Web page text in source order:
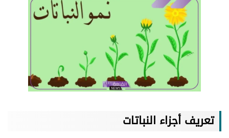
تعريف أجزاء النباتات